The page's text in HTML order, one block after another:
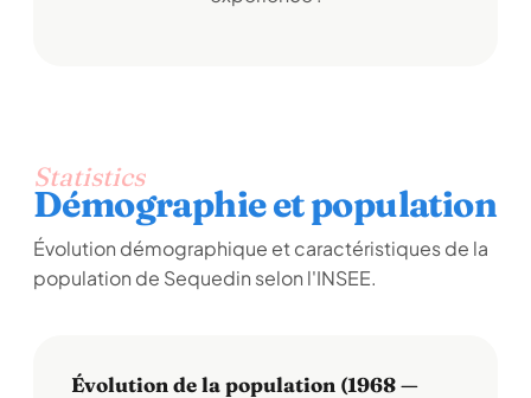
Statistics
Démographie et population
Évolution démographique et caractéristiques de la
population de Sequedin selon l'INSEE.
Évolution de la population (1968 —